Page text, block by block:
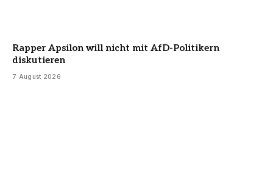
Rapper Apsilon will nicht mit AfD-Politikern
diskutieren
7 August 2026